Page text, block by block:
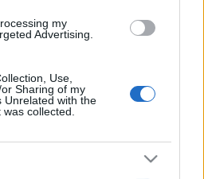
my
Advertising.
Use,
Sharing of my
Unrelated with the
collected.
a hazai előadóművészek
helyzetének javítását, így az
is mindent megtesz azért,
okozta negatív
és segítséget nyújtson a